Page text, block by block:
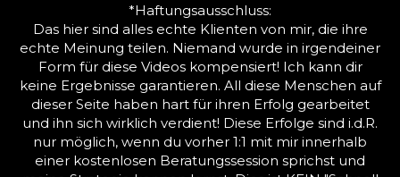
*Haftungsausschluss:
Das hier sind alles echte Klienten von mir, die ihre
echte Meinung teilen. Niemand wurde in irgendeiner
Form für diese Videos kompensiert! Ich kann dir
keine Ergebnisse garantieren. All diese Menschen auf
dieser Seite haben hart für ihren Erfolg gearbeitet
und ihn sich wirklich verdient! Diese Erfolge sind i.d.R.
nur möglich, wenn du vorher 1:1 mit mir innerhalb
einer kostenlosen Beratungssession sprichst und